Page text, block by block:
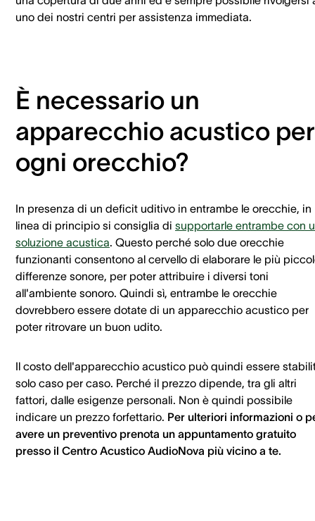
uno dei nostri centri per assistenza immediata.
È necessario un
apparecchio acustico per
ogni orecchio?
In presenza di un deficit uditivo in entrambe le orecchie, in
linea di principio si consiglia di supportarle entrambe con
soluzione acustica. Questo perché solo due orecchie
funzionanti consentono al cervello di elaborare le più
differenze sonore, per poter attribuire i diversi toni
all'ambiente sonoro. Quindi sì, entrambe le orecchie
dovrebbero essere dotate di un apparecchio acustico per
poter ritrovare un buon udito.
Il costo dell'apparecchio acustico può quindi essere
solo caso per caso. Perché il prezzo dipende, tra gli altri
fattori, dalle esigenze personali. Non è quindi possibile
indicare un prezzo forfettario. Per ulteriori informazioni o
avere un preventivo prenota un appuntamento gratuito
presso il Centro Acustico AudioNova più vicino a te.